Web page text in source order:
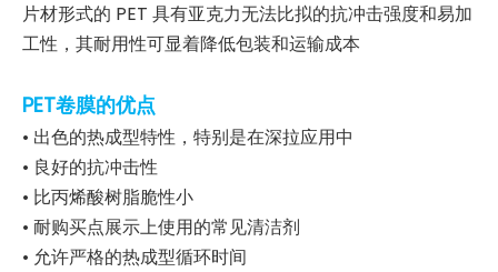
片材形式的 PET 具有亚克力无法比拟的抗冲击强度和易加
工性，其耐用性可显着降低包装和运输成本
PET卷膜的优点
• 出色的热成型特性，特别是在深拉应用中
• 良好的抗冲击性
• 比丙烯酸树脂脆性小
• 耐购买点展示上使用的常见清洁剂
• 允许严格的热成型循环时间